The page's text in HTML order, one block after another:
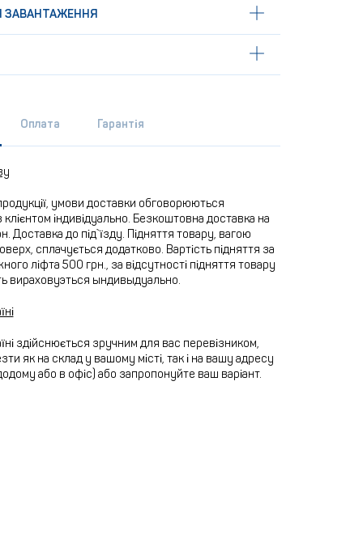
ЗАВАНТАЖЕННЯ
Оплата Гарантія
умови доставки обговорюються
індивідуально. Безкоштовна доставка на
Доставка до під`їзду. Підняття товару, вагою
сплачується додатково. Вартість підняття за
ліфта 500 грн., за відсутності підняття товару
вираховуэться ындивыдуально.
здійснюється зручним для вас перевізником,
як на склад у вашому місті, так і на вашу адресу
або в офіс) або запропонуйте ваш варіант.